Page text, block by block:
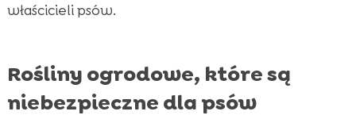
właścicieli psów.
Rośliny ogrodowe, które są
niebezpieczne dla psów